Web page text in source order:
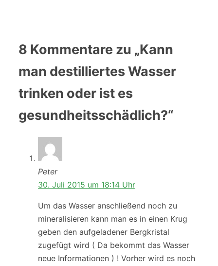
8 Kommentare zu „Kann
man destilliertes Wasser
trinken oder ist es
gesundheitsschädlich?“
Peter
30. Juli 2015 um 18:14 Uhr
Um das Wasser anschließend noch zu
mineralisieren kann man es in einen Krug
geben den aufgeladener Bergkristal
zugefügt wird ( Da bekommt das Wasser
neue Informationen ) ! Vorher wird es noch